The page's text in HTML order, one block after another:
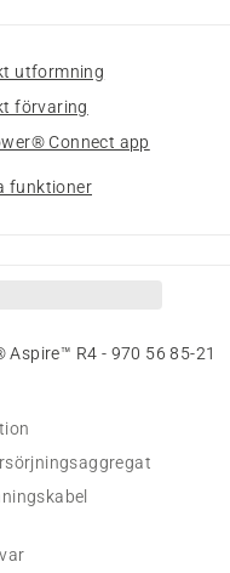
utformning
förvaring
Connect app
funktioner
R4 - 970 56 85‑21